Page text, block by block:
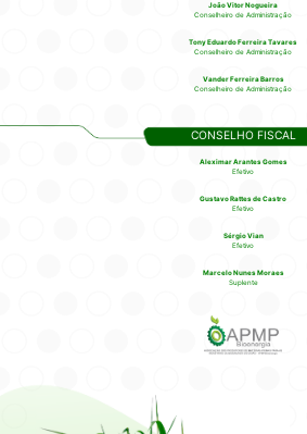
João Vitor Nogueira
Conselheiro de Administração
Tony Eduardo Ferreira Tavares
Conselheiro de Administração
Vander Ferreira Barros
Conselheiro de Administração
CONSELHO FISCAL
Aleximar Arantes Gomes
Efetivo
Gustavo Rattes de Castro
Efetivo
Sérgio Vian
Efetivo
Marcelo Nunes Moraes
Suplente